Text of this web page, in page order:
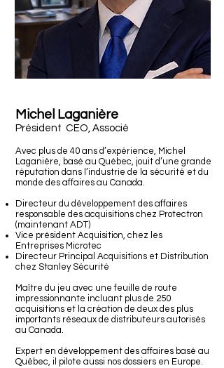
Michel Laganière
Président CEO, Associé
Avec plus de 40 ans d’expérience, Michel
Laganière, basé au Québec, jouit d’une grande
réputation dans l’industrie de la sécurité et du
monde des affaires au Canada.
Directeur du développement des affaires
responsable des acquisitions chez Protectron
(maintenant ADT)
Vice président Acquisition, chez les
Entreprises Microtec
Directeur Principal Acquisitions et Distribution
chez Stanley Sécurité
Maître du jeu avec une feuille de route
impressionnante incluant plus de 250
acquisitions et la création de deux des plus
importants réseaux de distributeurs autorisés
au Canada.
Expert en développement des affaires basé au
Québec, il pilote aussi nos dossiers en Europe.